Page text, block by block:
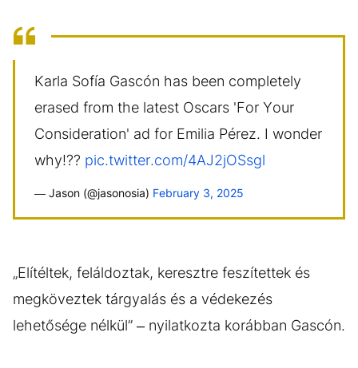
Karla Sofía Gascón has been completely
erased from the latest Oscars 'For Your
Consideration' ad for Emilia Pérez. I wonder
why!?? pic.twitter.com/4AJ2jOSsgl
— Jason (@jasonosia) February 3, 2025
„Elítéltek, feláldoztak, keresztre feszítettek és
megköveztek tárgyalás és a védekezés
lehetősége nélkül” – nyilatkozta korábban Gascón.